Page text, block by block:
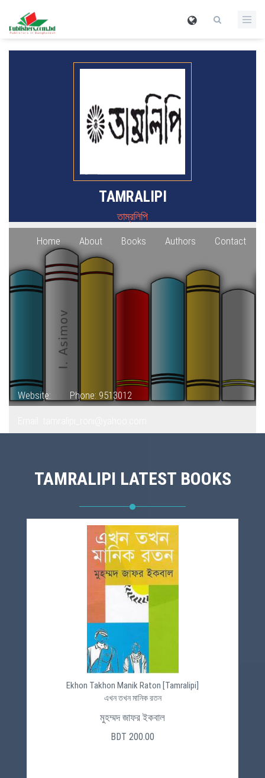
TAMRALIPI
তাম্রলিপি
Home About Books Authors Contact
Website: Phone: 9513012
TAMRALIPI LATEST BOOKS
Ekhon Takhon Manik Raton [Tamralipi]
এখন তখন মানিক রতন
মুহম্মদ জাফর ইকবাল
BDT 200.00